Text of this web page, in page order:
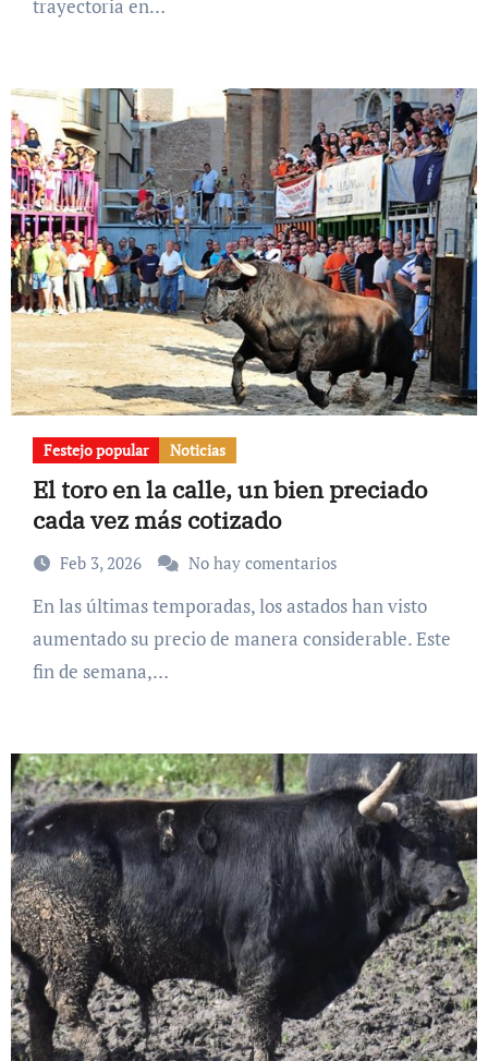
trayectoria en…
Festejo popular Noticias
El toro en la calle, un bien preciado
cada vez más cotizado
Feb 3, 2026 No hay comentarios
En las últimas temporadas, los astados han visto
aumentado su precio de manera considerable. Este
fin de semana,…